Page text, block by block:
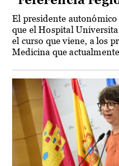
El presidente
que el Hospital
el curso que viene, a los
Medicina que